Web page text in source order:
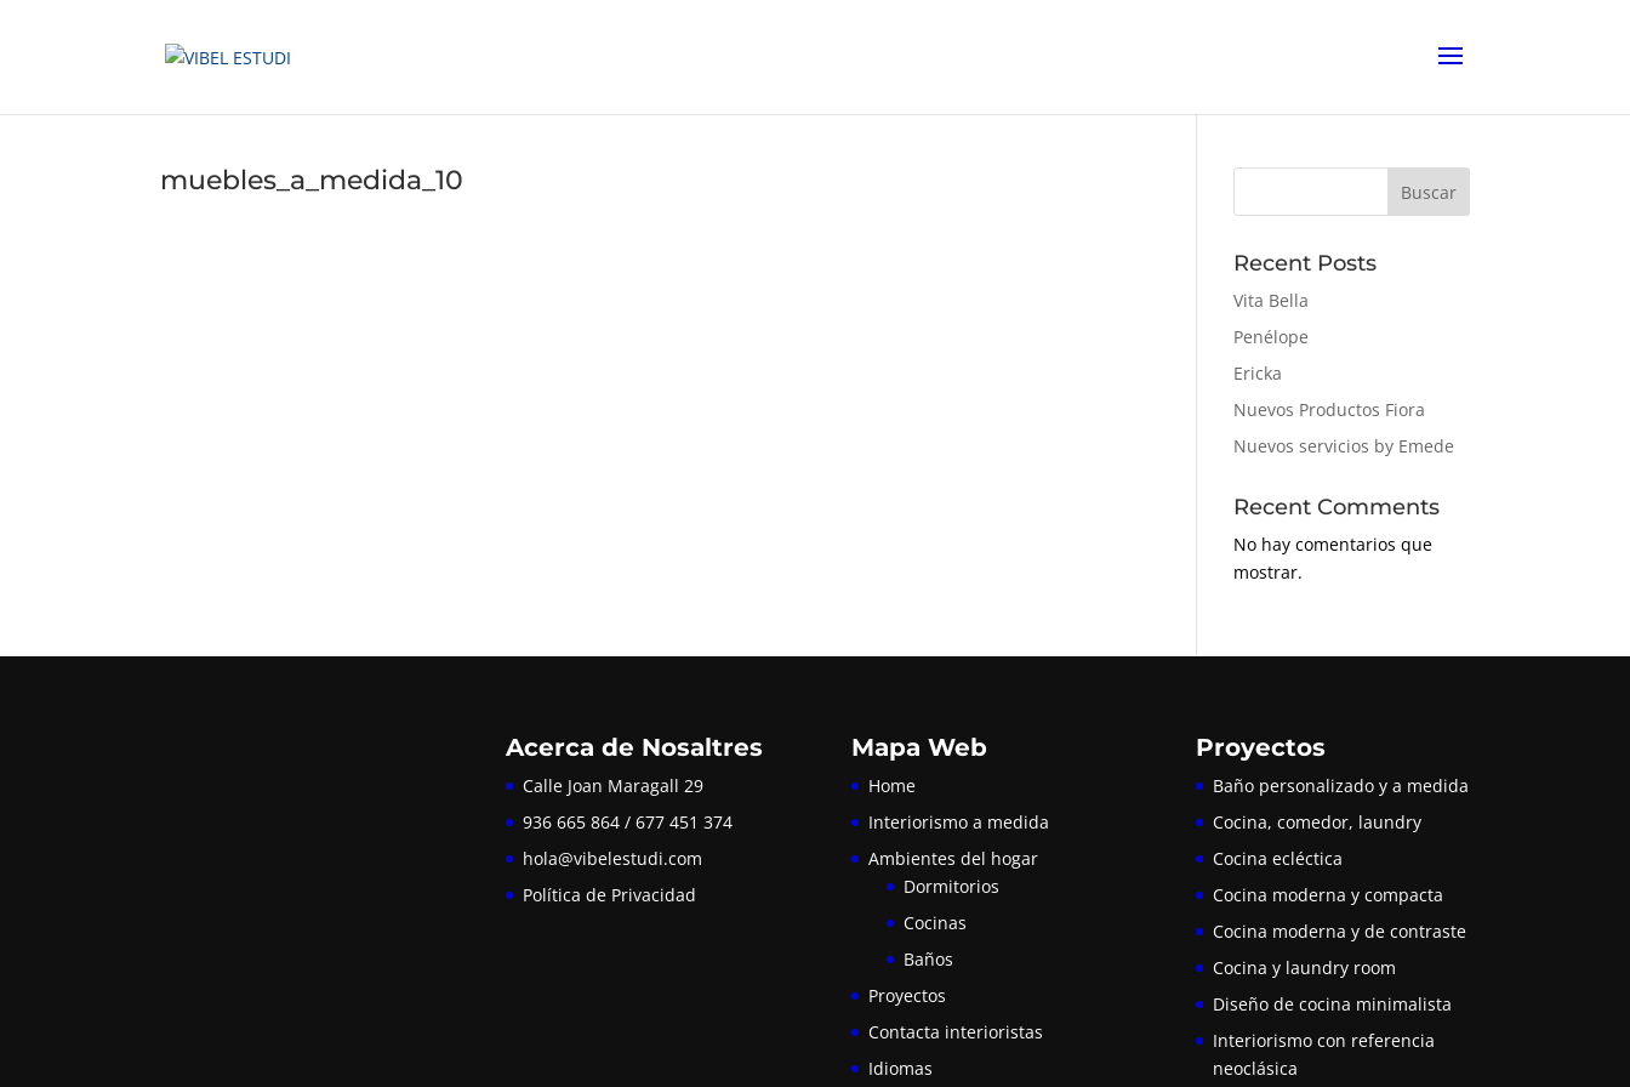
muebles_a_medida_10 Buscar
Recent Posts
Vita Bella
Penélope
Ericka
Nuevos Productos Fiora
Nuevos servicios by Emede
Recent Comments
No hay comentarios que
mostrar.
Acerca de Nosaltres
Calle Joan Maragall 29
936 665 864 / 677 451 374
hola@vibelestudi.com
Política de Privacidad
Mapa Web
Home
Interiorismo a medida
Ambientes del hogar
Dormitorios
Cocinas
Baños
Proyectos
Contacta interioristas
Idiomas
Proyectos
Baño personalizado y a medida
Cocina, comedor, laundry
Cocina ecléctica
Cocina moderna y compacta
Cocina moderna y de contraste
Cocina y laundry room
Diseño de cocina minimalista
Interiorismo con referencia
neoclásica